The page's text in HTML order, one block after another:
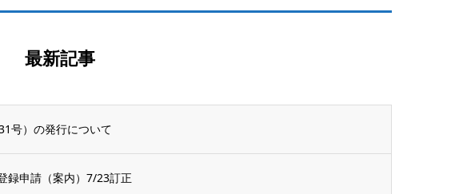
最新記事
号）の発行について
申請（案内）7/23訂正